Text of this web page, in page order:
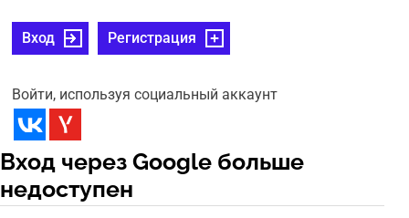
Вход Регистрация
Войти, используя социальный аккаунт
Вход через Google больше
недоступен